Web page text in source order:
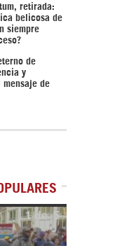
retirada:
belicosa de
siempre
de
y
mensaje de
1de5